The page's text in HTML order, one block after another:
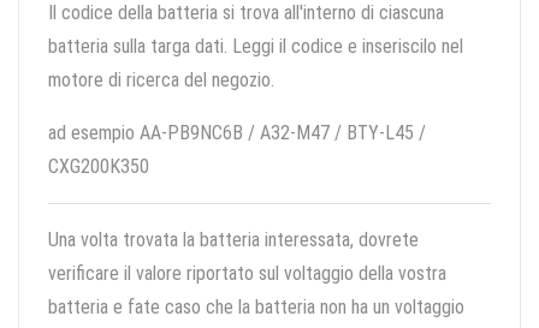
Il codice della batteria si trova all'interno di ciascuna
batteria sulla targa dati. Leggi il codice e inseriscilo nel
motore di ricerca del negozio.
ad esempio AA-PB9NC6B / A32-M47 / BTY-L45 /
CXG200K350
Una volta trovata la batteria interessata, dovrete
verificare il valore riportato sul voltaggio della vostra
batteria e fate caso che la batteria non ha un voltaggio